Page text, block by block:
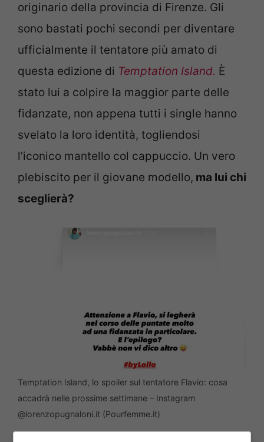
originario della provincia di Firenze. Gli
sono bastati pochi secondi per diventare
ufficialmente il tentatore più amato di
questa edizione di Temptation Island. È
stato lui a colpire la maggior parte delle
fidanzate, non appena tutti i single hanno
svelato la loro identità, togliendosi
l’iconico mantello col cappuccio. Un vero
plebiscito per il giovane modello, ma lui chi
sceglierà?
Temptation Island, lo spoiler sul tentatore Flavio: cosa
accadrà nelle prossime settimane – Instagram
@lorenzopugnaloni.it (Pourfemme.it)